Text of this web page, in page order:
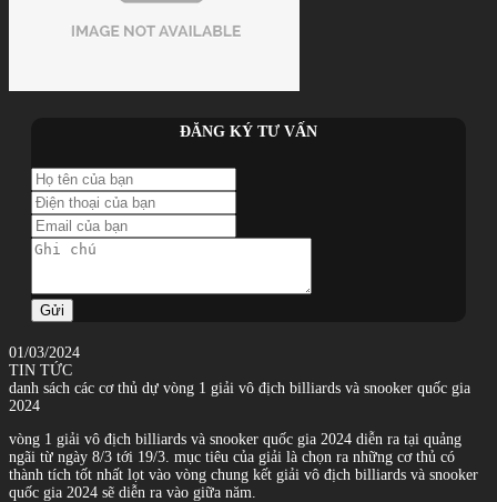
ĐĂNG KÝ TƯ VẤN
Gửi
01/03/2024
TIN TỨC
danh sách các cơ thủ dự vòng 1 giải vô địch billiards và snooker quốc gia
2024
vòng 1 giải vô địch billiards và snooker quốc gia 2024 diễn ra tại quảng
ngãi từ ngày 8/3 tới 19/3. mục tiêu của giải là chọn ra những cơ thủ có
thành tích tốt nhất lọt vào vòng chung kết giải vô địch billiards và snooker
quốc gia 2024 sẽ diễn ra vào giữa năm.